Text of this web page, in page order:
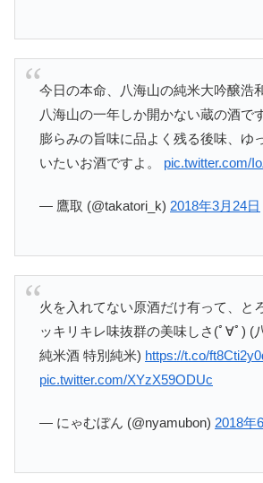
今日の本命、八海山の純米大吟醸浩
八海山の一年しか開かない蔵の酒で
膨らみの旨味に品よく残る後味、ゆ
いたいお酒ですよ。 pic.twitter.com/
— 鷹取 (@takatori_k) 2018年3月24日
火を入れてない原酒だけ有って、と
ッキリキレ味抜群の美味しさ(ﾟ∀ﾟ) (
純米酒 特別純米) https://t.co/
pic.twitter.com/XYzX59ODUc
— にゃむぼん (@nyamubon) 2018年